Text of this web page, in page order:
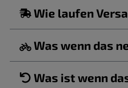
Wie laufen
Was wenn das
Was ist wenn